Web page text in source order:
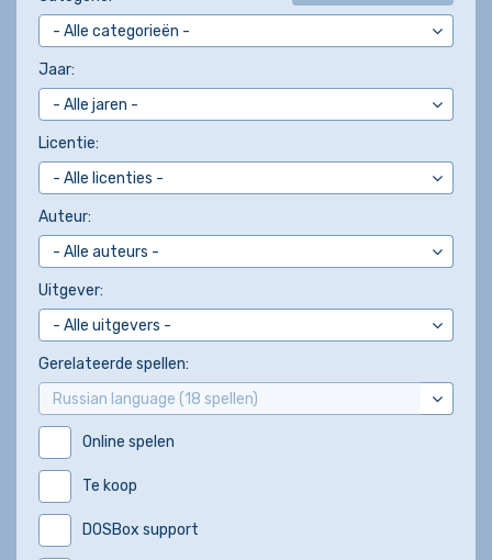
Jaar:
Licentie:
Auteur:
Uitgever:
Gerelateerde spellen:
Online spelen
Te koop
DOSBox support